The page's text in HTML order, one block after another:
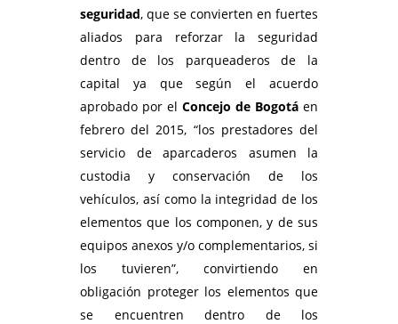
seguridad, que se convierten en fuertes
aliados para reforzar la seguridad
dentro de los parqueaderos de la
capital ya que según el acuerdo
aprobado por el Concejo de Bogotá en
febrero del 2015, “los prestadores del
servicio de aparcaderos asumen la
custodia y conservación de los
vehículos, así como la integridad de los
elementos que los componen, y de sus
equipos anexos y/o complementarios, si
los tuvieren”, convirtiendo en
obligación proteger los elementos que
se encuentren dentro de los